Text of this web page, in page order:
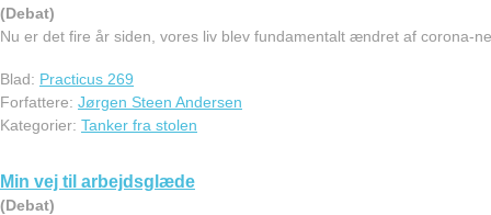
(Debat)
Nu er det fire år siden, vores liv blev fundamentalt ændret af corona-
Blad: Practicus 269
Forfattere: Jørgen Steen Andersen
Kategorier: Tanker fra stolen
Min vej til arbejdsglæde
(Debat)